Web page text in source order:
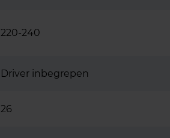
220-240
Driver inbegrepen
26